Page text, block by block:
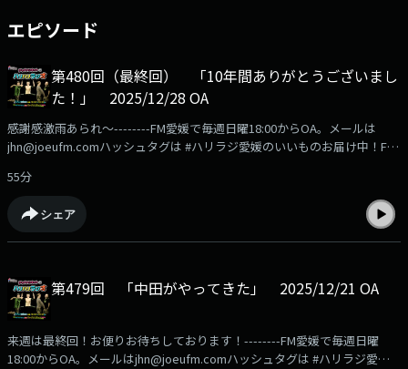
エピソード
第480回（最終回） 「10年間ありがとうございまし
た！」 2025/12/28 OA
感謝感激雨あられ～--------FM愛媛で毎週日曜18:00からOA。メールは
jhn@joeufm.comハッシュタグは #ハリラジ愛媛のいいものお届け中！FM
https://fmmarche.jp/?
utm_source=podcast&utm_medium=referral&utm_campaign=hariradi
55分
シェア
第479回 「中田がやってきた」 2025/12/21 OA
来週は最終回！お便りお待ちしております！--------FM愛媛で毎週日曜
18:00からOA。メールはjhn@joeufm.comハッシュタグは #ハリラジ愛媛